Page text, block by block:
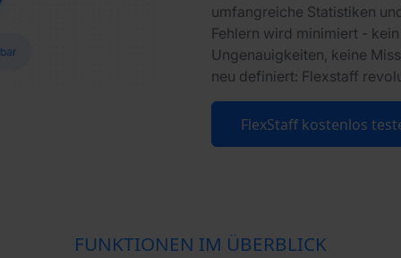
umfangreiche Statistiken
Fehlern wird minimiert -
Ungenauigkeiten, keine
neu definiert: Flexstaff
FlexStaff kostenlos
FUNKTIONEN IM ÜBERBLICK